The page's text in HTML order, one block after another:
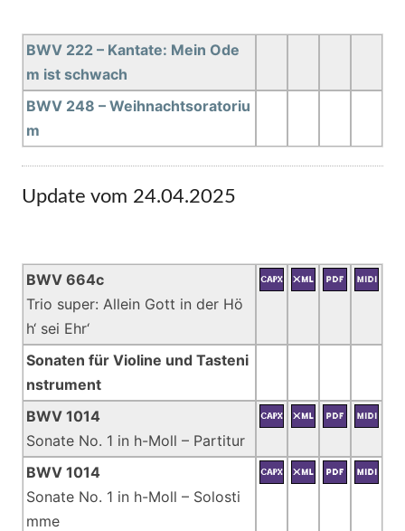
BWV 222 – Kantate: Mein Ode
m ist schwach
BWV 248 – Weihnachtsoratoriu
m
Update vom 24.04.2025
BWV 664c
Trio super: Allein Gott in der Hö
h‘ sei Ehr‘
Sonaten für Violine und Tasteni
nstrument
BWV 1014
Sonate No. 1 in h-Moll – Partitur
BWV 1014
Sonate No. 1 in h-Moll – Solosti
mme